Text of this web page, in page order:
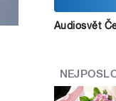
Audiosvět